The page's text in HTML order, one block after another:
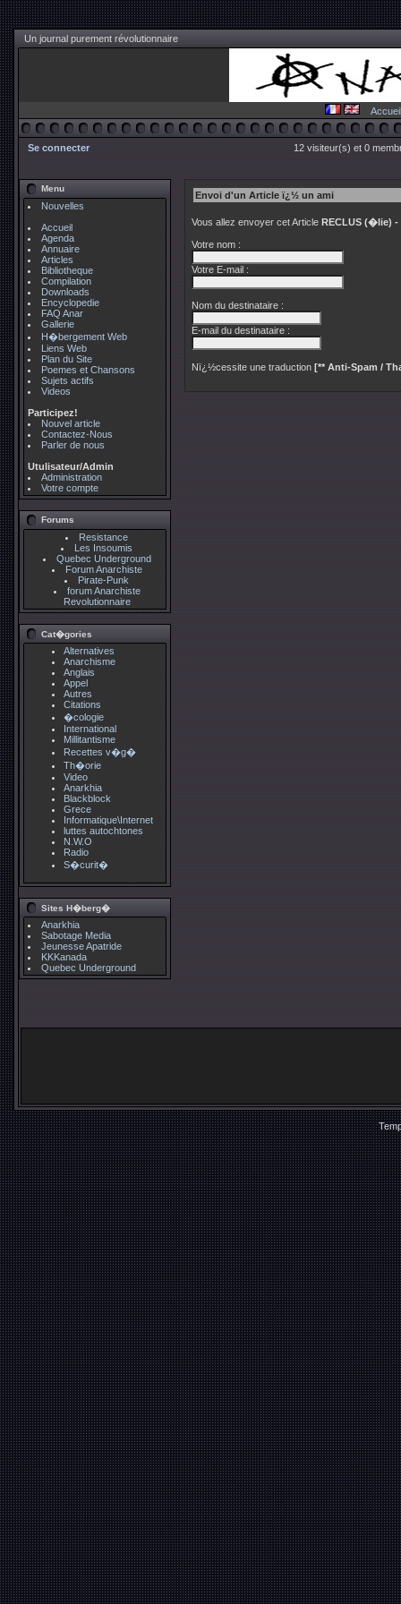
Un journal purement révolutionnaire
Accueil
Se connecter 12 visiteur(s) et 0
Menu
Nouvelles
Accueil
Agenda
Annuaire
Articles
Bibliotheque
Compilation
Downloads
Encyclopedie
FAQ Anar
Gallerie
H�bergement Web
Liens Web
Plan du Site
Poemes et Chansons
Sujets actifs
Videos
Participez!
Nouvel article
Contactez-Nous
Parler de nous
Utulisateur/Admin
Administration
Votre compte
Forums
Resistance
Les Insoumis
Quebec Underground
Forum Anarchiste
Pirate-Punk
forum Anarchiste
Revolutionnaire
Cat�gories
Alternatives
Anarchisme
Anglais
Appel
Autres
Citations
�cologie
International
Millitantisme
Recettes v�g�
Th�orie
Video
Anarkhia
Blackblock
Grece
Informatique\Internet
luttes autochtones
N.W.O
Radio
S�curit�
Sites H�berg�
Anarkhia
Sabotage Media
Jeunesse Apatride
KKKanada
Quebec Underground
Envoi d'un Article ï¿½ un ami
Vous allez envoyer cet Article RECLUS (�lie)
Votre nom :
Votre E-mail :
Nom du destinataire :
E-mail du destinataire :
Nï¿½cessite une traduction [** Anti-Spam /